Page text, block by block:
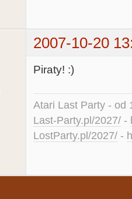
2007-10-20
Piraty! :)
Atari Last Party - od
Last-Party.pl/2027/ -
LostParty.pl/2027/ -